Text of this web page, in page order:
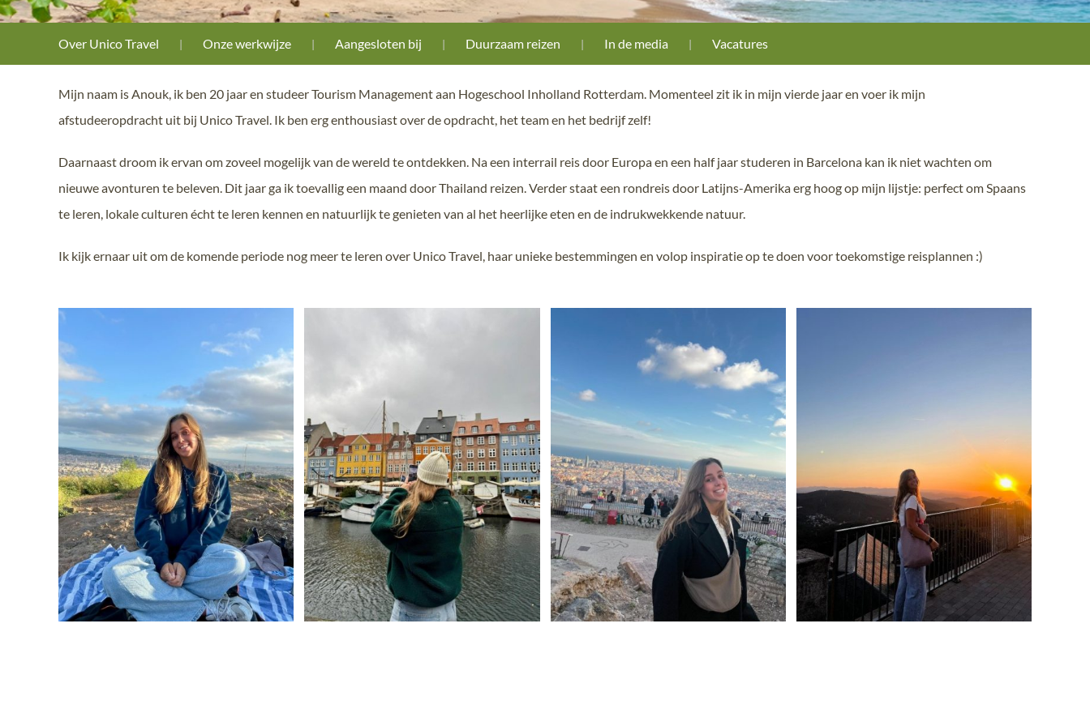
Over Unico Travel Onze werkwijze Aangesloten bij Duurzaam reizen In de media Vacatures
Mijn naam is Anouk, ik ben 20 jaar en studeer Tourism Management aan Hogeschool Inholland Rotterdam. Momenteel zit ik in mijn vierde jaar en voer ik mijn
afstudeeropdracht uit bij Unico Travel. Ik ben erg enthousiast over de opdracht, het team en het bedrijf zelf!
Daarnaast droom ik ervan om zoveel mogelijk van de wereld te ontdekken. Na een interrail reis door Europa en een half jaar studeren in Barcelona kan ik niet wachten om
nieuwe avonturen te beleven. Dit jaar ga ik toevallig een maand door Thailand reizen. Verder staat een rondreis door Latijns-Amerika erg hoog op mijn lijstje: perfect om Spaans
te leren, lokale culturen écht te leren kennen en natuurlijk te genieten van al het heerlijke eten en de indrukwekkende natuur.
Ik kijk ernaar uit om de komende periode nog meer te leren over Unico Travel, haar unieke bestemmingen en volop inspiratie op te doen voor toekomstige reisplannen :)